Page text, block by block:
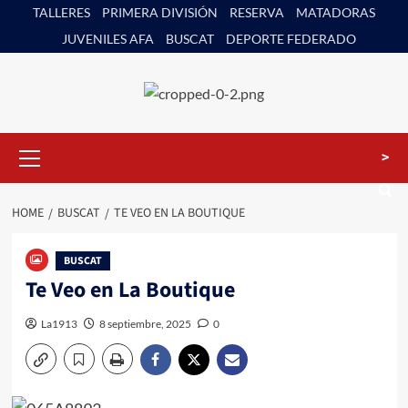
content
TALLERES PRIMERA DIVISIÓN RESERVA
MATADORAS
JUVENILES AFA
BUSCAT DEPORTE FEDERADO
Menu
>
HOME BUSCAT TE VEO EN LA BOUTIQUE
BUSCAT
Te Veo en La Boutique
La1913 8 septiembre, 2025 0